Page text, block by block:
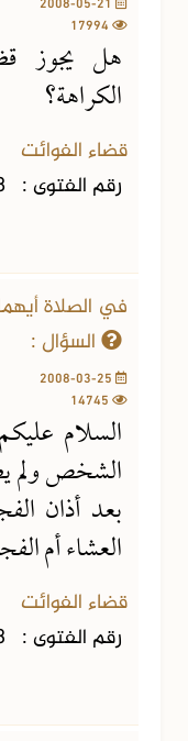
هل يجوز
الكراهة؟
قضاء الفوائت
رقم الفتوى :
في الصلاة
السؤال :
السلام
الشخص ولم
بعد أذان
العشاء أم
قضاء الفوائت
رقم الفتوى :